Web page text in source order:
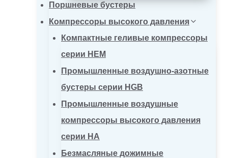
Поршневые бустеры
Компрессоры высокого давления
Компактные геливые компрессоры
серии HEM
Промышленные воздушно-азотные
бустеры серии HGB
Промышленные воздушные
компрессоры высокого давления
серии HA
Безмасляные дожимные